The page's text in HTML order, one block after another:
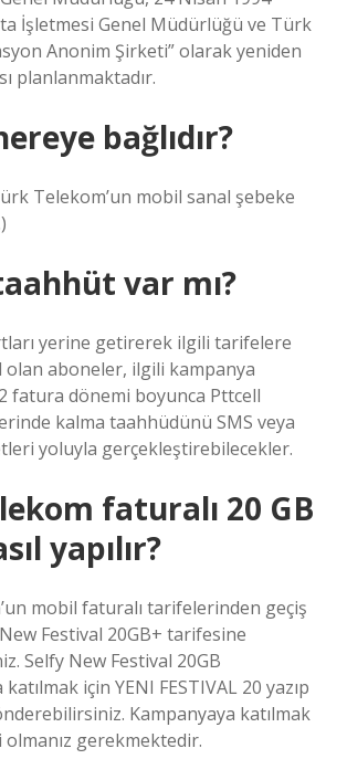
İşletmesi Genel Müdürlüğü ve Türk
Anonim Şirketi” olarak yeniden
planlanmaktadır.
bağlıdır?
Telekom’un mobil sanal şebeke
var mı?
yerine getirerek ilgili tarifelere
olan aboneler, ilgili kampanya
fatura dönemi boyunca Pttcell
kalma taahhüdünü SMS veya
yoluyla gerçekleştirebilecekler.
faturalı 20 GB
yapılır?
mobil faturalı tarifelerinden geçiş
Festival 20GB+ tarifesine
Selfy New Festival 20GB
için YENI FESTIVAL 20 yazıp
Kampanyaya katılmak
olmanız gerekmektedir.